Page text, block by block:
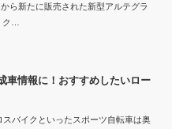
ら新たに販売された新型アルテグラ
ク…
車情報に！おすすめしたいロー
スバイクといったスポーツ自転車は奥